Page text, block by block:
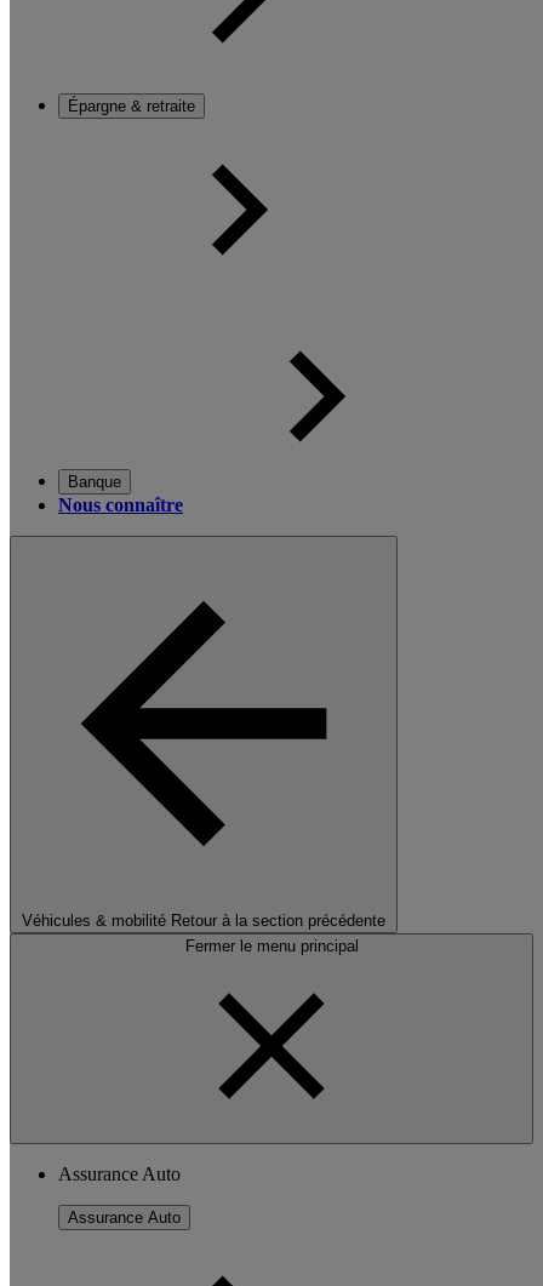
Épargne & retraite
Banque
Nous connaître
Véhicules & mobilité Retour à la section précédente
Fermer le menu principal
Assurance Auto
Assurance Auto